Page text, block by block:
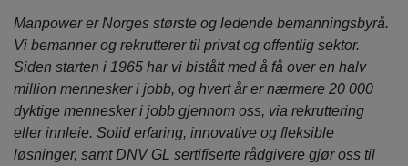
Manpower er Norges største og ledende bemanningsbyrå.
Vi bemanner og rekrutterer til privat og offentlig sektor.
Siden starten i 1965 har vi bistått med å få over en halv
million mennesker i jobb, og hvert år er nærmere 20 000
dyktige mennesker i jobb gjennom oss, via rekruttering
eller innleie. Solid erfaring, innovative og fleksible
løsninger, samt DNV GL sertifiserte rådgivere gjør oss til